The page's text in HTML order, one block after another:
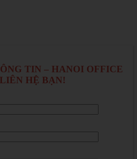
TIN – HANOI OFFICE
HỆ BẠN!